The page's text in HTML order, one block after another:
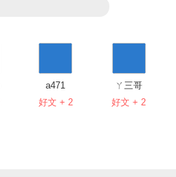
a471
好文 + 2
ㄚ三哥
好文 + 2